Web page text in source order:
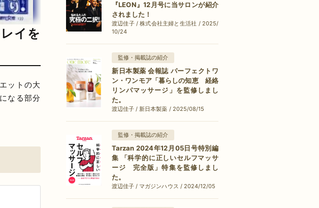
イを
ットの大
なる部分
『LEON』12月号に当サロンが紹介
されました！
渡辺佳子 / 株式会社主婦と生活社 / 2025/
10/24
監修・掲載誌の紹介
新日本製薬 会報誌 パーフェクトワ
ン・ワンモア「暮らしの知恵 経絡
リンパマッサージ」を監修しまし
た。
渡辺佳子 / 新日本製薬 / 2025/08/15
監修・掲載誌の紹介
Tarzan 2024年12月05日号特別編
集 「科学的に正しいセルフマッサ
ージ 完全版」特集を監修しまし
た。
渡辺佳子 / マガジンハウス / 2024/12/05